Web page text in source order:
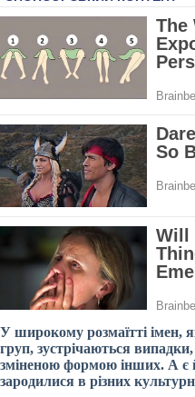
У широкому розмаїтті імен,
груп, зустрічаються
зміненою формою інших. А є
зародилися в різних